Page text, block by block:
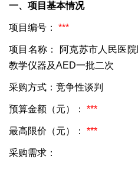
一、项目基本情况
项目编号： ***
项目名称：
阿克苏市人民医
教学仪器及AED一批二次
采购方式：竞争性谈判
预算金额（元）： ***
最高限价（元）： ***
采购需求：